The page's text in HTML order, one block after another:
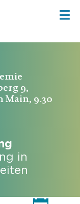
9,
Main, 9.30
in